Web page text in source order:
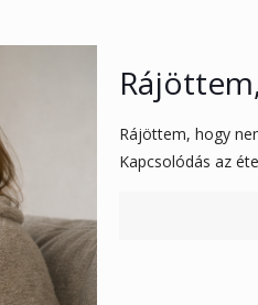
Rájöttem, hogy
Kapcsolódás az